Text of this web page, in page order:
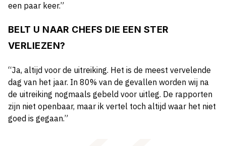
een paar keer.”
BELT U NAAR CHEFS DIE EEN STER
VERLIEZEN?
“Ja, altijd voor de uitreiking. Het is de meest vervelende
dag van het jaar. In 80% van de gevallen worden wij na
de uitreiking nogmaals gebeld voor uitleg. De rapporten
zijn niet openbaar, maar ik vertel toch altijd waar het niet
goed is gegaan.”